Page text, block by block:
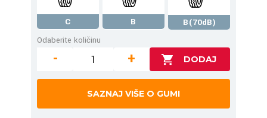
C B
B(70dB)
Odaberite količinu
- +
SAZNAJ VIŠE O GUMI